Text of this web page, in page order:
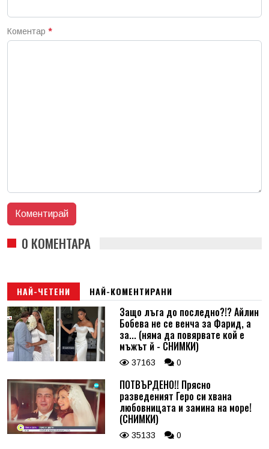
Коментар *
0 КОМЕНТАРА
НАЙ-ЧЕТЕНИ НАЙ-КОМЕНТИРАНИ
Защо лъга до последно?!? Айлин
Бобева не се венча за Фарид, а
за... (няма да повярвате кой е
мъжът й - СНИМКИ)
37163 0
ПОТВЪРДЕНО!! Прясно
разведеният Геро си хвана
любовницата и замина на море!
(СНИМКИ)
35133 0